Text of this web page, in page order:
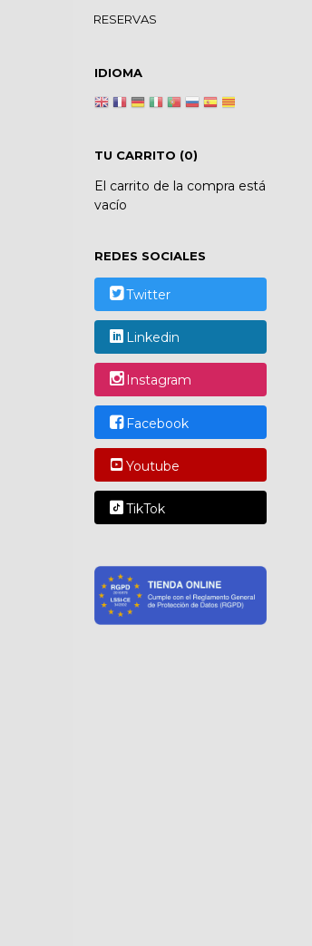
RESERVAS
IDIOMA
TU CARRITO (0)
El carrito de la compra está
vacío
REDES SOCIALES
Twitter
Linkedin
Instagram
Facebook
Youtube
TikTok